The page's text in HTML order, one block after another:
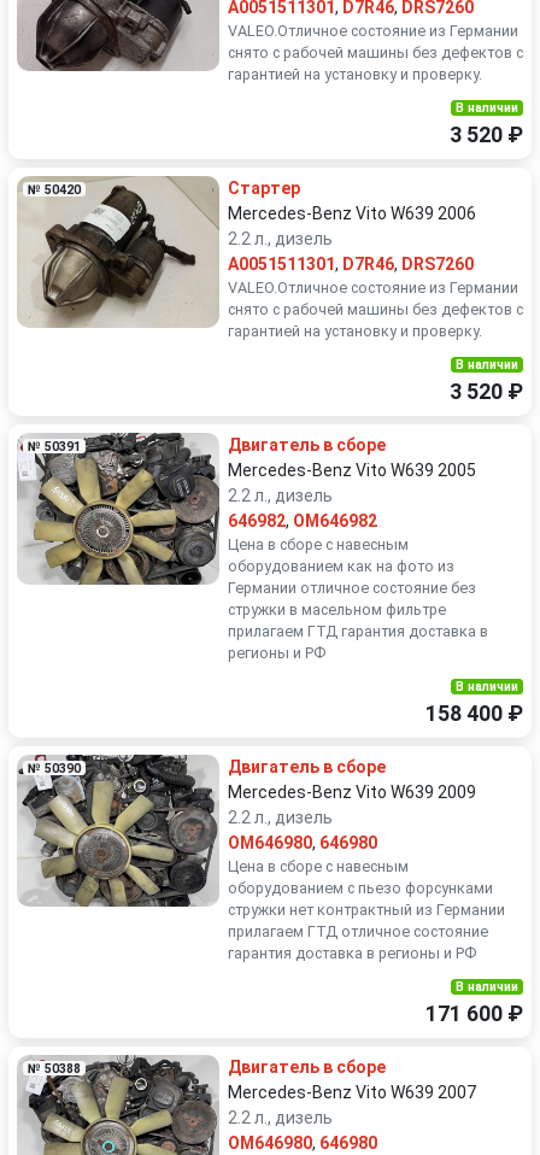
A0051511301, D7R46, DRS7260
VALEO.Отличное состояние из Германии
снято с рабочей машины без дефектов с
гарантией на установку и проверку.
В наличии
3 520 ₽
№ 50420
Стартер
Mercedes-Benz Vito W639 2006
2.2 л., дизель
A0051511301, D7R46, DRS7260
VALEO.Отличное состояние из Германии
снято с рабочей машины без дефектов с
гарантией на установку и проверку.
В наличии
3 520 ₽
№ 50391
Двигатель в сборе
Mercedes-Benz Vito W639 2005
2.2 л., дизель
646982, OM646982
Цена в сборе с навесным
оборудованием как на фото из
Германии отличное состояние без
стружки в масельном фильтре
прилагаем ГТД гарантия доставка в
регионы и РФ
В наличии
158 400 ₽
№ 50390
Двигатель в сборе
Mercedes-Benz Vito W639 2009
2.2 л., дизель
OM646980, 646980
Цена в сборе с навесным
оборудованием с пьезо форсунками
стружки нет контрактный из Германии
прилагаем ГТД отличное состояние
гарантия доставка в регионы и РФ
В наличии
171 600 ₽
№ 50388
Двигатель в сборе
Mercedes-Benz Vito W639 2007
2.2 л., дизель
OM646980, 646980